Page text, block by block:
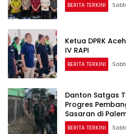
BERITA TERKINI
Ketua DPRK
IV RAPI
BERITA TERKINI
Danton Satgas
Progres
Sasaran di
BERITA TERKINI